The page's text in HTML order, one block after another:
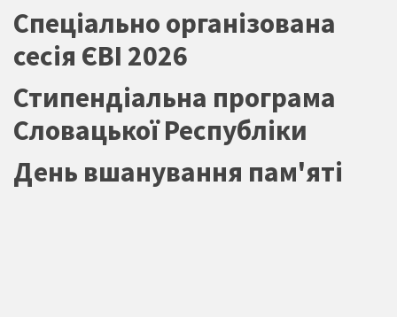
Спеціально організована
сесія ЄВІ 2026
Стипендіальна програма
Словацької Республіки
День вшанування пам'яті